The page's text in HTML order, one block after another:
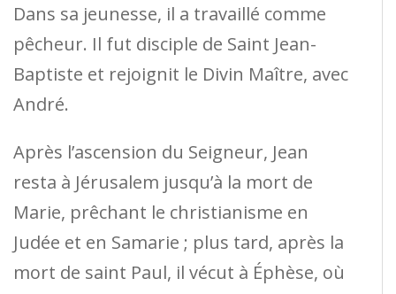
Dans sa jeunesse, il a travaillé comme
pêcheur. Il fut disciple de Saint Jean-
Baptiste et rejoignit le Divin Maître, avec
André.
Après l’ascension du Seigneur, Jean
resta à Jérusalem jusqu’à la mort de
Marie, prêchant le christianisme en
Judée et en Samarie ; plus tard, après la
mort de saint Paul, il vécut à Éphèse, où